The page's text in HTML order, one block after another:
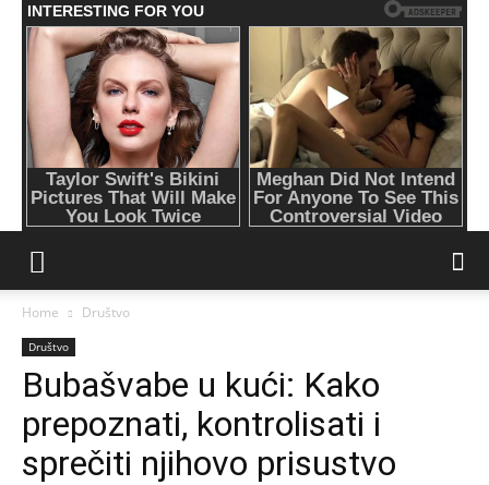
Home Društvo
Društvo
Bubašvabe u kući: Kako
prepoznati, kontrolisati i
sprečiti njihovo prisustvo